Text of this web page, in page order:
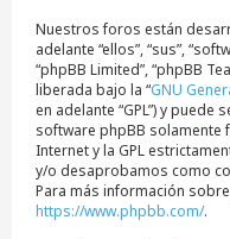
Nuestros foros están
adelante “ellos”, “sus”,
“phpBB Limited”, “phpBB
liberada bajo la “GNU
en adelante “GPL”) y puede
software phpBB solamente
Internet y la GPL
y/o desaprobamos como
Para más información
https://www.phpbb.com/.